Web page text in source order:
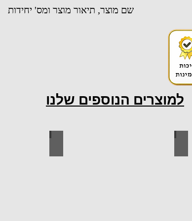
שם מוצר, תיאור מוצר ומס' יחידות
למוצרים הנוספים שלנו